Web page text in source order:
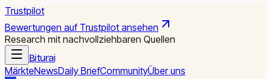
Trustpilot
Bewertungen auf Trustpilot ansehen
Research mit nachvollziehbaren Quellen
Biturai
MärkteNewsDaily BriefCommunityÜber uns